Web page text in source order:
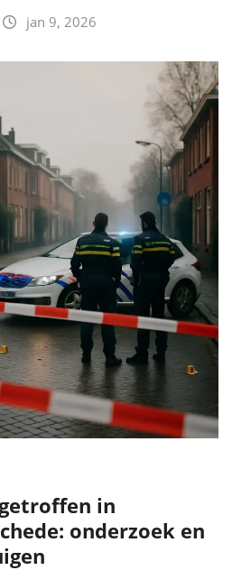
jan 9, 2026
in
onderzoek en